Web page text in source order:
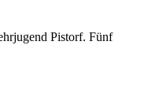
Pistorf. Fünf